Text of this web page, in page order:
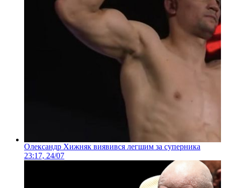
Олександр Хижняк виявився легшим за суперника
23:17, 24/07